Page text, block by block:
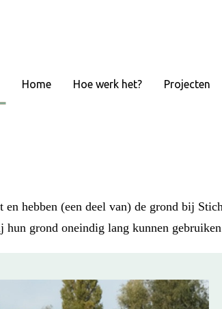
Home Hoe werk het? Projecten
hebben (een deel van) de grond bij
grond oneindig lang kunnen